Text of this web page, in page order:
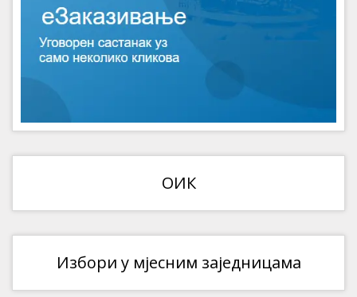
ОИК
Избори у мјесним заједницама